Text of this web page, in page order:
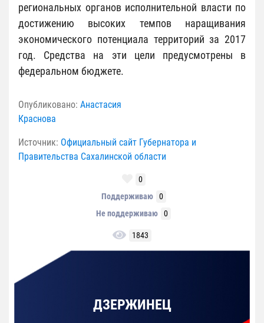
региональных органов исполнительной власти по
достижению высоких темпов наращивания
экономического потенциала территорий за 2017
год. Средства на эти цели предусмотрены в
федеральном бюджете.
Опубликовано: Анастасия
Краснова
Источник: Официальный сайт Губернатора и
Правительства Сахалинской области
0
Поддерживаю
0
Не поддерживаю
0
1843
ДЗЕРЖИНЕЦ